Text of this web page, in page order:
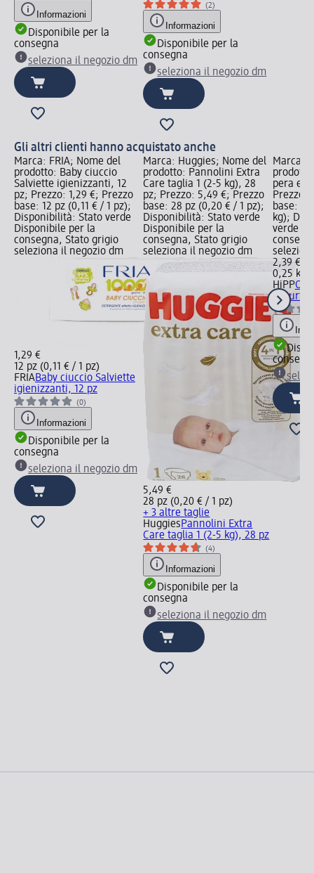
Informazioni
Disponibile per la
consegna
seleziona il negozio dm
(2)
Informazioni
Disponibile per la
consegna
seleziona il negozio dm
Gli altri clienti hanno acquistato anche
Marca: FRIA; Nome del
prodotto: Baby ciuccio
Salviette igienizzanti, 12
pz; Prezzo: 1,29 €; Prezzo
base: 12 pz (0,11 € / 1 pz);
Disponibilità: Stato verde
Disponibile per la
consegna, Stato grigio
seleziona il negozio dm
1,29 €
12 pz (0,11 € / 1 pz)
FRIABaby ciuccio Salviette
igienizzanti, 12 pz
(0)
Informazioni
Disponibile per la
consegna
seleziona il negozio dm
Marca: Huggies; Nome del
prodotto: Pannolini Extra
Care taglia 1 (2-5 kg), 28
pz; Prezzo: 5,49 €; Prezzo
base: 28 pz (0,20 € / 1 pz);
Disponibilità: Stato verde
Disponibile per la
consegna, Stato grigio
seleziona il negozio dm
5,49 €
28 pz (0,20 € / 1 pz)
+ 3 altre taglie
HuggiesPannolini Extra
Care taglia 1 (2-5 kg), 28 pz
(4)
Informazioni
Disponibile per la
consegna
seleziona il negozio dm
Marca:
pera e
Prezzo:
base:
kg);
verde
2,39 €
0,25 kg
HiPP
yogurt,